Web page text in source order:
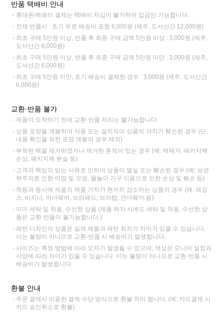
반품 택배비 안내
휴대폰/쓱페이 결제는 택배비 차감이 불가하여 입금만 가능합니다.
전체 반품시 : 초기 무료 배송비 포함 6,000원 (제주, 도서산간 12,000원)
최초 구매 5만원 이상, 반품 후 최종 구매 금액 5만원 이상 : 3,000원 (제주,
도서산간 6,000원)
최초 구매 5만원 이상, 반품 후 최종 구매 금액 5만원 미만 : 3,000원 (제주,
도서산간 6,000원)
최초 구매 5만원 미만, 초기 배송비 결제한 경우 : 3,000원 (제주, 도서산간
6,000원)
교환·반품 불가
제품이 도착하기 전에 교환·반품 처리는 불가능합니다.
상품 포장을 개봉하여 사용 또는 설치되어 상품의 가치가 훼손된 경우 (단,
내용 확인을 위한 포장 개봉의 경우 제외)
부착된 택을 제거하였거나 제거한 흔적이 있는 경우 (예: 택제거, 패키지백
손상, 패키지백 분실 등)
고객의 책임이 있는 사유로 인하여 상품이 멸실 또는 훼손된 경우 (예: 보관
부주의로 인한 이염 및 오염, 물놀이 기구 이용으로 인한 손상 및 훼손 등)
착용과 동시에 제품의 제품 가치가 현저히 감소하는 상품의 경우 (예: 레깅
스, 비키니, 이너웨어, 브라패드, 브라탑, 언더웨어 등)
이미 세탁 및 착용, 수선한 상품 (제품 하자 시에도 세탁 및 착용, 수선한 상
품은 교환·반품이 불가능합니다.)
패턴 디자인의 상품은 실제 제품과 패턴 위치가 차이가 있을 수 있습니다.
이는 불량이 아니므로 교환·반품 시 배송비가 발생합니다.
사이즈는 측정 방법에 따라 오차가 발생될 수 있으며, 색상은 모니터 설정과
사양에 따라 차이가 있을 수 있습니다. 이는 불량이 아니므로 교환·반품 시
배송비가 발생됩니다.
환불 안내
주문 결제시 이용한 결제 수단 방식으로 환불 처리 됩니다. (예: 카드결제 시
카드 승인취소로 환불)